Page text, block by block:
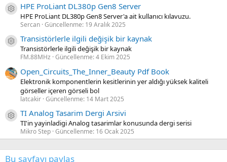
Kaynak ikon/amblem
HPE ProLiant DL380p Gen8 Server
HPE ProLiant DL380p Gen8 Server'a ait kullanıcı kılavuzu.
Sercan Güncellenme: 19 Aralık 2025
Kaynak ikon/amblem
Transistörlerle ilgili değişik bir kaynak
Transistörlerle ilgili değişik bir kaynak
FM.88MHz Güncellenme:4 Ekim 2025
Open_Circuits_The_Inner_Beauty Pdf Book
Elektronik komponentlerin kesitlerinin yer aldığı yüksek kaliteli
görseller içeren görseli bol
latcakir Güncellenme: 14 Mart 2025
Kaynak ikon/amblem
TI Analog Tasarim Dergi Arsivi
TI'in yayinladigi Analog tasarimlar konusunda dergi serisi
Mikro Step Güncellenme: 16 Ocak 2025
Bu sayfayı paylaş